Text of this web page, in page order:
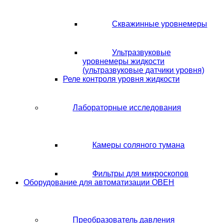
Скважинные уровнемеры
Ультразвуковые
уровнемеры жидкости
(ультразвуковые датчики уровня)
Реле контроля уровня жидкости
Лабораторные исследования
Камеры соляного тумана
Фильтры для микроскопов
Оборудование для автоматизации ОВЕН
Преобразователь давления